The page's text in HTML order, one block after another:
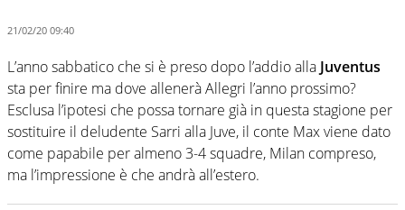
21/02/20 09:40
L’anno sabbatico che si è preso dopo l’addio alla Juventus
sta per finire ma dove allenerà Allegri l’anno prossimo?
Esclusa l’ipotesi che possa tornare già in questa stagione per
sostituire il deludente Sarri alla Juve, il conte Max viene dato
come papabile per almeno 3-4 squadre, Milan compreso,
ma l’impressione è che andrà all’estero.